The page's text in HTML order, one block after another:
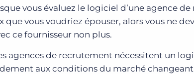
vous évaluez le logiciel d’une agence
que vous voudriez épouser, alors vous ne
ce fournisseur non plus.
agences de recrutement nécessitent un
aux conditions du marché